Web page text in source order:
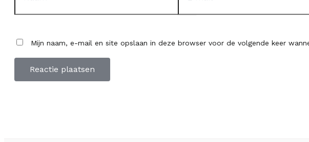
Mijn naam, e-mail en site opslaan in deze browser voor de volgende keer